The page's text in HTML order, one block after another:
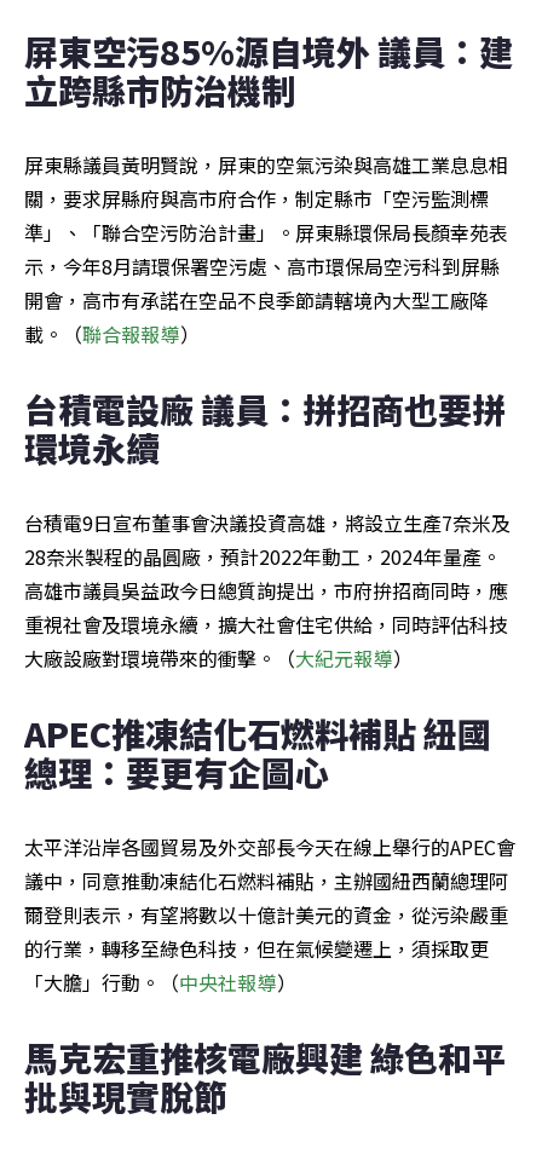
屏東空污85%源自境外 議員：建
立跨縣市防治機制
屏東縣議員黃明賢說，屏東的空氣污染與高雄工業息息相
關，要求屏縣府與高市府合作，制定縣市「空污監測標
準」、「聯合空污防治計畫」。屏東縣環保局長顏幸苑表
示，今年8月請環保署空污處、高市環保局空污科到屏縣
開會，高市有承諾在空品不良季節請轄境內大型工廠降
載。（聯合報報導）
台積電設廠 議員：拼招商也要拼
環境永續
台積電9日宣布董事會決議投資高雄，將設立生產7奈米及
28奈米製程的晶圓廠，預計2022年動工，2024年量產。
高雄市議員吳益政今日總質詢提出，市府拚招商同時，應
重視社會及環境永續，擴大社會住宅供給，同時評估科技
大廠設廠對環境帶來的衝擊。（大紀元報導）
APEC推凍結化石燃料補貼 紐國
總理：要更有企圖心
太平洋沿岸各國貿易及外交部長今天在線上舉行的APEC會
議中，同意推動凍結化石燃料補貼，主辦國紐西蘭總理阿
爾登則表示，有望將數以十億計美元的資金，從污染嚴重
的行業，轉移至綠色科技，但在氣候變遷上，須採取更
「大膽」行動。（中央社報導）
馬克宏重推核電廠興建 綠色和平
批與現實脫節